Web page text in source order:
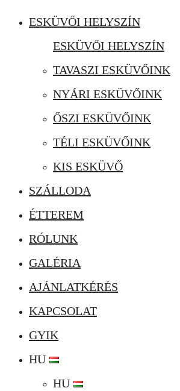
ESKÜVŐI HELYSZÍN
ESKÜVŐI HELYSZÍN
TAVASZI ESKÜVŐINK
NYÁRI ESKÜVŐINK
ŐSZI ESKÜVŐINK
TÉLI ESKÜVŐINK
KIS ESKÜVŐ
SZÁLLODA
ÉTTEREM
RÓLUNK
GALÉRIA
AJÁNLATKÉRÉS
KAPCSOLAT
GYIK
HU
HU